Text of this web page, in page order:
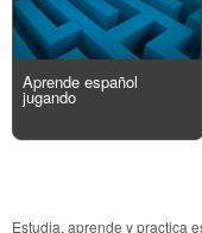
Aprende español
jugando
Estudia, aprende y practica